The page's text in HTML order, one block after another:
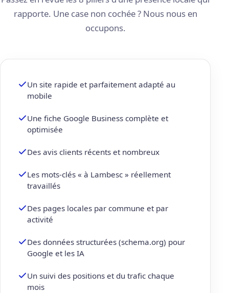
rapporte. Une case non cochée ? Nous nous en
occupons.
Un site rapide et parfaitement adapté au
mobile
Une fiche Google Business complète et
optimisée
Des avis clients récents et nombreux
Les mots-clés « à Lambesc » réellement
travaillés
Des pages locales par commune et par
activité
Des données structurées (schema.org) pour
Google et les IA
Un suivi des positions et du trafic chaque
mois